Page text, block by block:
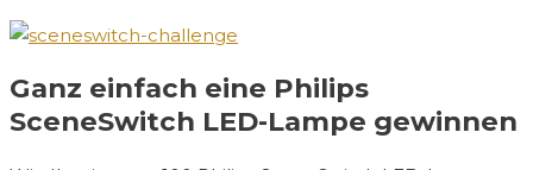
Ganz einfach eine Philips
SceneSwitch LED-Lampe gewinnen